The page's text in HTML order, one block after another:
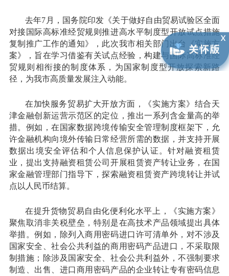
去年7月，国务院印发《关于做好自由贸易试验区全面
对接国际高标准经贸规则推进高水平制度型开放试点措施
复制推广工作的通知》，此次我市相关部门出台《实施方
案》，旨在学习借鉴有关试点经验，构建与国际高标准经
贸规则相衔接的制度体系，为国家制度型开放探索新路
径，为我市高质量发展注入动能。
在加快服务贸易扩大开放方面，《实施方案》结合天
津金融创新运营示范区的定位，推出一系列含金量高的举
措。例如，在国家数据跨境传输安全管理制度框架下，允
许金融机构向境外传输日常经营所需的数据，并支持开展
数据出境安全评估和个人信息保护认证。针对融资租赁
业，提出支持融资租赁公司开展租赁资产转让业务，在国
家金融管理部门指导下，探索融资租赁资产跨境转让并试
点以人民币结算。
在提升货物贸易自由化便利化水平上，《实施方案》
聚焦取消非关税壁垒，特别是在高技术产品领域提出具体
举措。例如，除列入商用密码进口许可清单外，对不涉及
国家安全、社会公共利益的商用密码产品进口，不采取限
制措施；除涉及国家安全、社会公共利益外，不强制要求
制造、出售、进口商用密码产品的企业转让专有密码信息